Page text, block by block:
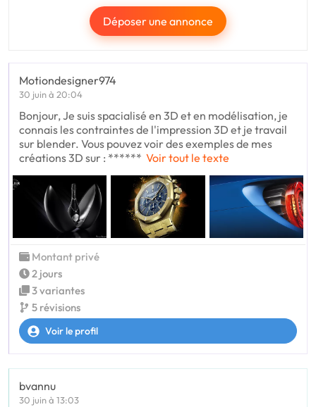
Déposer une annonce
Motiondesigner974
30 juin à 20:04
Bonjour, Je suis spacialisé en 3D et en modélisation, je
connais les contraintes de l'impression 3D et je travail
sur blender. Vous pouvez voir des exemples de mes
créations 3D sur : ****** Voir tout le texte
Montant privé
2 jours
3 variantes
5 révisions
Voir le profil
bvannu
30 juin à 13:03